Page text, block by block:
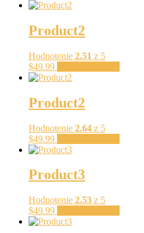
Product2
Hodnotenie 2.51 z 5
$49.99
Product2
Hodnotenie 2.64 z 5
$49.99
Product3
Hodnotenie 2.53 z 5
$49.99